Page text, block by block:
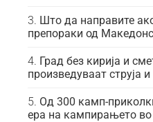
Што да направите
препораки од
Град без кирија и
произведуваат струја
Од 300 камп-
ера на кампирањето